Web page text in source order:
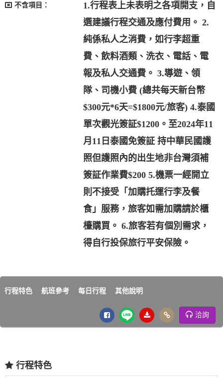
不含項目：
1.行程表上未表明之各項開支，自
選建議行程交通及應付費用。 2.
純係私人之消費，如行李超重
費、飲料酒類、洗衣、電話、電
報及私人交通費。 3.導遊、領
隊、司機小費 (總共每天新台幣
$300元*6天=$1800元/旅客) 4.泰國
單次觀光簽証$1200。至2024年11
月11日泰國免簽証 持中華民國護
照但護照內的出生地非台灣須補
簽証作業費$200 5.機票一經開立
則不接受「加購托運行李及餐
食」服務，旅客如需加購請於櫃
檯購買。 6.旅客若有個別需求，
得自行投保旅行平安保險。
行程特色 航班參考 每日行程 其他說明
洽詢
行程特色